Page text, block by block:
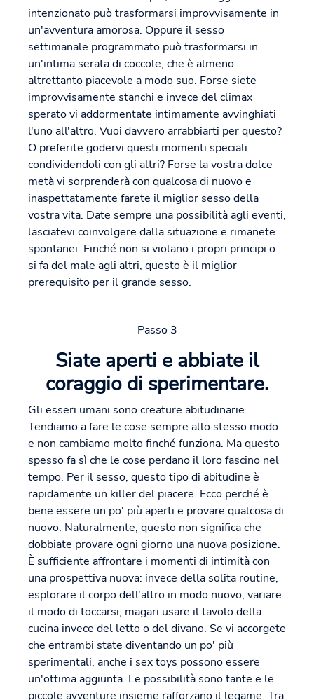
intenzionato può trasformarsi improvvisamente in
un'avventura amorosa. Oppure il sesso
settimanale programmato può trasformarsi in
un'intima serata di coccole, che è almeno
altrettanto piacevole a modo suo. Forse siete
improvvisamente stanchi e invece del climax
sperato vi addormentate intimamente avvinghiati
l'uno all'altro. Vuoi davvero arrabbiarti per questo?
O preferite godervi questi momenti speciali
condividendoli con gli altri? Forse la vostra dolce
metà vi sorprenderà con qualcosa di nuovo e
inaspettatamente farete il miglior sesso della
vostra vita. Date sempre una possibilità agli eventi,
lasciatevi coinvolgere dalla situazione e rimanete
spontanei. Finché non si violano i propri principi o
si fa del male agli altri, questo è il miglior
prerequisito per il grande sesso.
Passo 3
Siate aperti e abbiate il
coraggio di sperimentare.
Gli esseri umani sono creature abitudinarie.
Tendiamo a fare le cose sempre allo stesso modo
e non cambiamo molto finché funziona. Ma questo
spesso fa sì che le cose perdano il loro fascino nel
tempo. Per il sesso, questo tipo di abitudine è
rapidamente un killer del piacere. Ecco perché è
bene essere un po' più aperti e provare qualcosa di
nuovo. Naturalmente, questo non significa che
dobbiate provare ogni giorno una nuova posizione.
È sufficiente affrontare i momenti di intimità con
una prospettiva nuova: invece della solita routine,
esplorare il corpo dell'altro in modo nuovo, variare
il modo di toccarsi, magari usare il tavolo della
cucina invece del letto o del divano. Se vi accorgete
che entrambi state diventando un po' più
sperimentali, anche i sex toys possono essere
un'ottima aggiunta. Le possibilità sono tante e le
piccole avventure insieme rafforzano il legame. Tra